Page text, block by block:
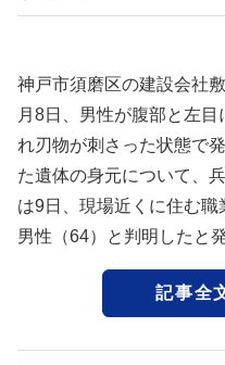
神戸市須磨区の建設会社
月8日、男性が腹部と左目
れ刃物が刺さった状態で
た遺体の身元について、
は9日、現場近くに住む職
男性（64）と判明したと
記事全